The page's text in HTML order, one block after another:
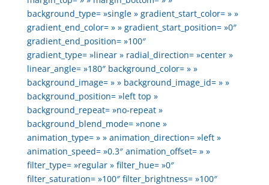
background_type= »single » gradient_start_color= » »
gradient_end_color= » » gradient_start_position= »0″
gradient_end_position= »100″
gradient_type= »linear » radial_direction= »center »
linear_angle= »180″ background_color= » »
background_image= » » background_image_id= » »
background_position= »left top »
background_repeat= »no-repeat »
background_blend_mode= »none »
animation_type= » » animation_direction= »left »
animation_speed= »0.3″ animation_offset= » »
filter_type= »regular » filter_hue= »0″
filter_saturation= »100″ filter_brightness= »100″